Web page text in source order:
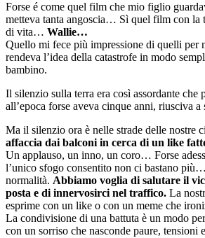
Forse é come quel film che mio figlio
metteva tanta angoscia… Sì quel film con la
di vita… Wallie…
Quello mi fece più impressione di quelli per
rendeva l’idea della catastrofe in modo
bambino.
Il silenzio sulla terra era così assordante
all’epoca forse aveva cinque anni, riusciva a
Ma il silenzio ora è nelle strade delle nostre
affaccia dai balconi in cerca di un like
Un applauso, un inno, un coro… Forse
l’unico sfogo consentito non ci bastano
normalità. Abbiamo voglia di salutare il
posta e di innervosirci nel traffico. La
esprime con un like o con un meme che
La condivisione di una battuta è un modo
con un sorriso che nasconde paure, tensioni